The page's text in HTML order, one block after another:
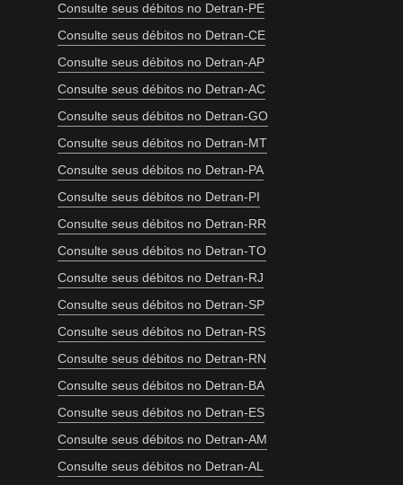
Consulte seus débitos no Detran-PE
Consulte seus débitos no Detran-CE
Consulte seus débitos no Detran-AP
Consulte seus débitos no Detran-AC
Consulte seus débitos no Detran-GO
Consulte seus débitos no Detran-MT
Consulte seus débitos no Detran-PA
Consulte seus débitos no Detran-PI
Consulte seus débitos no Detran-RR
Consulte seus débitos no Detran-TO
Consulte seus débitos no Detran-RJ
Consulte seus débitos no Detran-SP
Consulte seus débitos no Detran-RS
Consulte seus débitos no Detran-RN
Consulte seus débitos no Detran-BA
Consulte seus débitos no Detran-ES
Consulte seus débitos no Detran-AM
Consulte seus débitos no Detran-AL